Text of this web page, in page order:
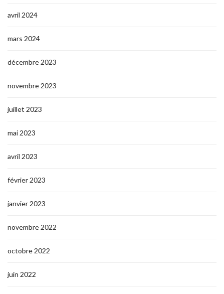
avril 2024
mars 2024
décembre 2023
novembre 2023
juillet 2023
mai 2023
avril 2023
février 2023
janvier 2023
novembre 2022
octobre 2022
juin 2022